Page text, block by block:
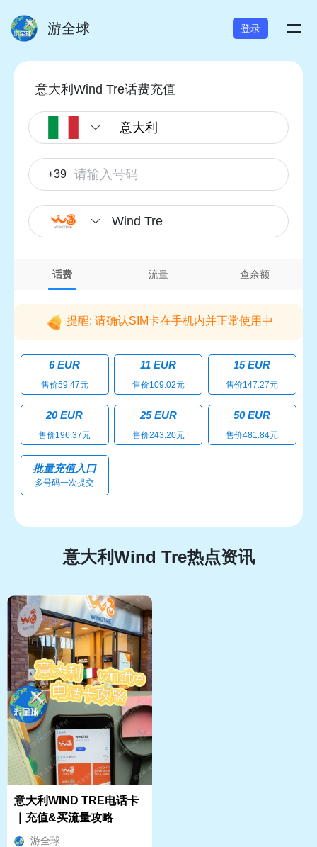
游全球 登录 =
意大利Wind Tre话费充值
+39
Wind Tre
话费 流量 查余额
提醒: 请确认SIM卡在手机内并正常使用中
6 EUR
售价59.47元
11 EUR
售价109.02元
15 EUR
售价147.27元
20 EUR
售价196.37元
25 EUR
售价243.20元
50 EUR
售价481.84元
批量充值入口
多号码一次提交
意大利Wind Tre热点资讯
意大利WIND TRE电话卡
｜充值&买流量攻略
游全球